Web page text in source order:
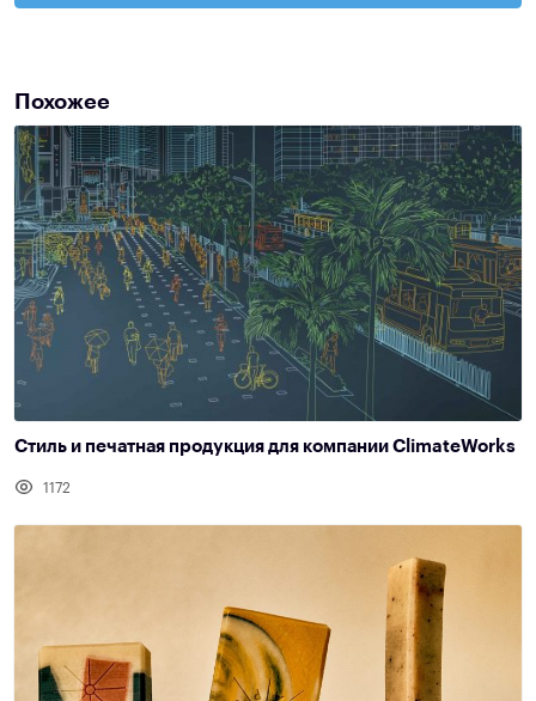
Похожее
Стиль и печатная продукция для компании ClimateWorks
1172